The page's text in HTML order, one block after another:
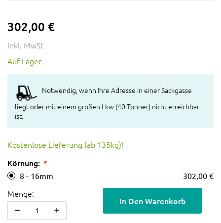
302,00 €
Inkl. MwSt
Auf Lager
Notwendig, wenn Ihre Adresse in einer Sackgasse
liegt oder mit einem großen Lkw (40-Tonner) nicht erreichbar
ist.
Kostenlose Lieferung (ab 135kg)!
Körnung:
8 - 16mm 302,00 €
Menge:
In Den Warenkorb